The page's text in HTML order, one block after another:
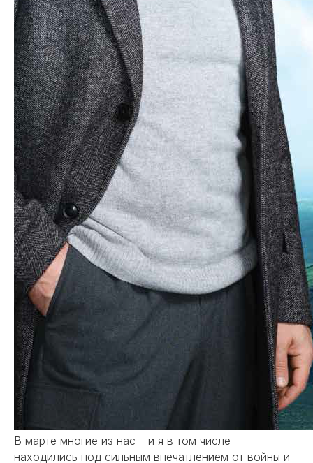
В марте многие из нас – и я в том числе –
находились под сильным впечатлением от войны и